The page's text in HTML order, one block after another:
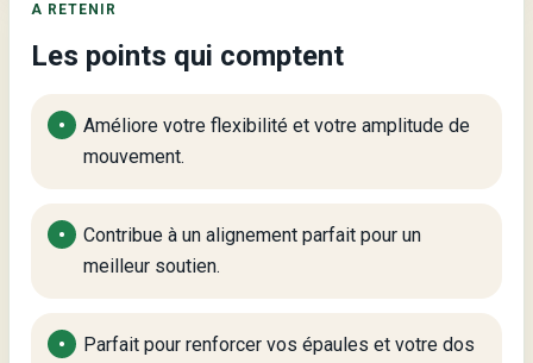
A RETENIR
Les points qui comptent
Améliore votre flexibilité et votre amplitude de
mouvement.
Contribue à un alignement parfait pour un
meilleur soutien.
Parfait pour renforcer vos épaules et votre dos